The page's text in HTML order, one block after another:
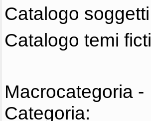
Catalogo
Catalogo temi
Macrocategoria -
Categoria: